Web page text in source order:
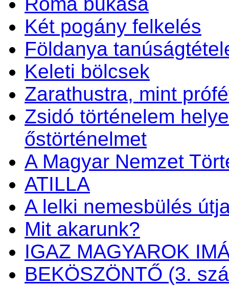
Két pogány felkelés
Földanya
Keleti bölcsek
Zarathustra, mint
Zsidó történelem
őstörténelmet
A Magyar Nemzet
ATILLA
A lelki nemesbülés
Mit akarunk?
IGAZ MAGYAROK
BEKÖSZÖNTŐ (3.